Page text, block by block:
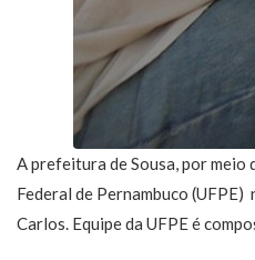
A prefeitura de Sousa, por meio
Federal de Pernambuco
Carlos. Equipe da UFPE é